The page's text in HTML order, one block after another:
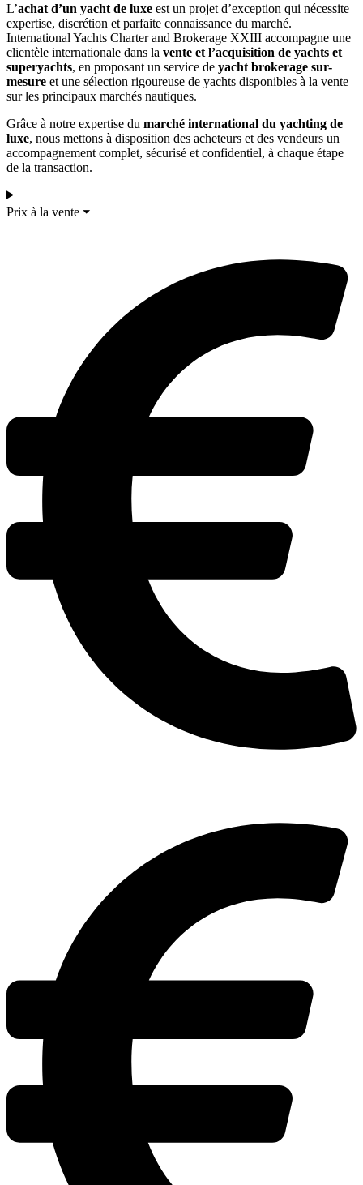
L’achat d’un yacht de luxe est un projet d’exception qui nécessite
expertise, discrétion et parfaite connaissance du marché.
International Yachts Charter and Brokerage XXIII accompagne une
clientèle internationale dans la vente et l’acquisition de yachts et
superyachts, en proposant un service de yacht brokerage sur-
mesure et une sélection rigoureuse de yachts disponibles à la vente
sur les principaux marchés nautiques.
Grâce à notre expertise du marché international du yachting de
luxe, nous mettons à disposition des acheteurs et des vendeurs un
accompagnement complet, sécurisé et confidentiel, à chaque étape
de la transaction.
Prix à la vente ⏷